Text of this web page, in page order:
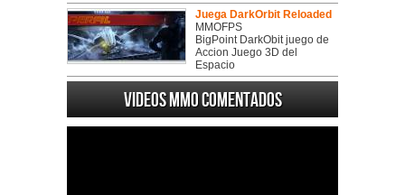
Juega DarkOrbit Reloaded
MMOFPS
BigPoint DarkObit juego de
Accion Juego 3D del
Espacio
Videos MMO Comentados